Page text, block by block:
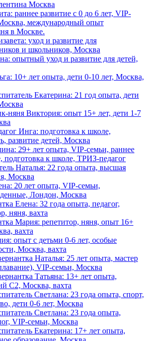
Москва
раннее развитие с 0 до 6 лет, VIP-
международный опыт
в Москве.
уход и развитие для
и школьников, Москва
опытный уход и развитие для детей,
10+ лет опыта, дети 0-10 лет, Москва,
Екатерина: 21 год опыта, дети
няня Виктория: опыт 15+ лет, дети 1-7
Инга: подготовка к школе,
развитие детей, Москва
29+ лет опыта, VIP-семьи, раннее
подготовка к школе, ТРИЗ-педагог
Наталья: 22 года опыта, высшая
Москва
20 лет опыта, VIP-семьи,
Лондон, Москва
Елена: 32 года опыта, педагог,
няня, вахта
Мария: репетитор, няня, опыт 16+
вахта
опыт с детьми 0-6 лет, особые
Москва, вахта
Наталья: 25 лет опыта, мастер
VIP-семьи, Москва
Татьяна: 13+ лет опыта,
C2, Москва, вахта
Светлана: 23 года опыта, спорт,
дети 0-6 лет, Москва
Светлана: 23 года опыта,
VIP-семьи, Москва
Екатерина: 17+ лет опыта,